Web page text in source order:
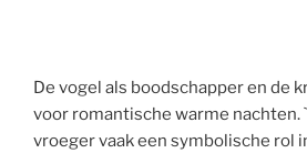
De vogel als boodschapper en de
voor romantische warme nachten.
vroeger vaak een symbolische rol